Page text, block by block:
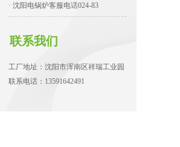
· 沈阳电锅炉客服电话024-83
联系我们
工厂地址：沈阳市浑南区祥瑞工业园
联系电话：13591642491